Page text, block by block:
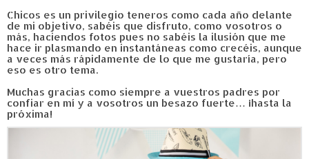
Chicos es un privilegio teneros como cada año delante
de mi objetivo, sabéis que disfruto, como vosotros o
más, haciendos fotos pues no sabéis la ilusión que me
hace ir plasmando en instantáneas como crecéis, aunque
a veces más rápidamente de lo que me gustaría, pero
eso es otro tema.
Muchas gracias como siempre a vuestros padres por
confiar en mí y a vosotros un besazo fuerte… ¡hasta la
próxima!